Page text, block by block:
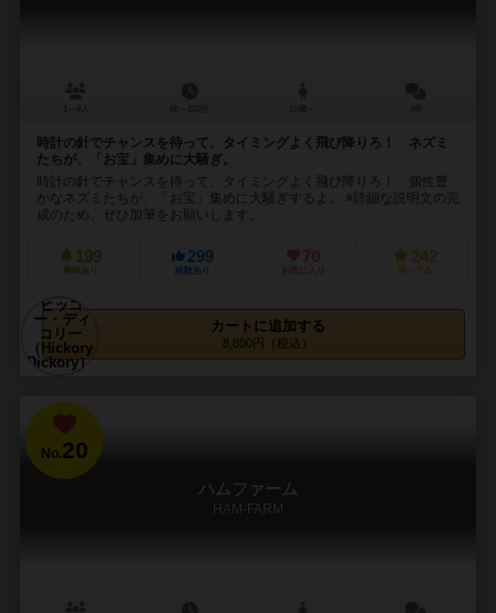
時計の針でチャンスを待って、タイミングよく飛び降りろ！ ネズミ
たちが、「お宝」集めに大騒ぎ。
時計の針でチャンスを待って、タイミングよく飛び降りろ！ 個性豊
かなネズミたちが、「お宝」集めに大騒ぎするよ。 ※詳細な説明文の完
成のため、ぜひ加筆をお願いします。
199
興味あり
299
経験あり
70
お気に入り
242
持ってる
カートに追加する
8,800円（税込）
No.20
ハムファーム
HAM-FARM